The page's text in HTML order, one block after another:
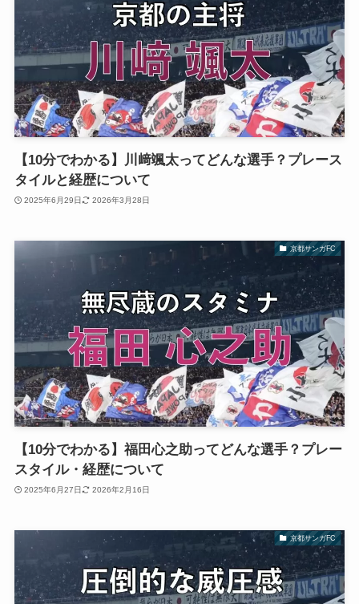
【10分でわかる】川﨑颯太ってどんな選手？プレース
タイルと経歴について
2025年6月29日 2026年3月28日
京都サンガFC
【10分でわかる】福田心之助ってどんな選手？プレー
スタイル・経歴について
2025年6月27日 2026年2月16日
京都サンガFC